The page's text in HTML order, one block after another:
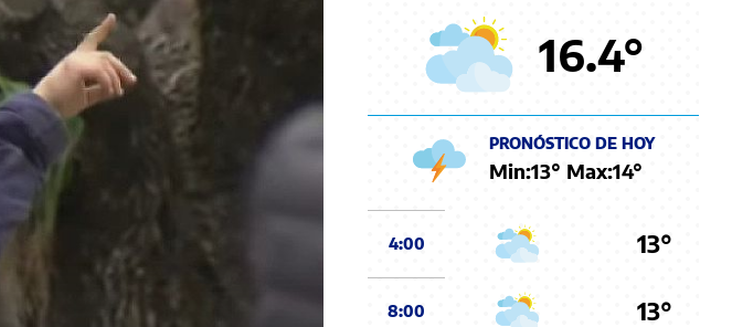
16.4°
PRONÓSTICO DE HOY
Min:13° Max:14°
4:00 13°
8:00 13°